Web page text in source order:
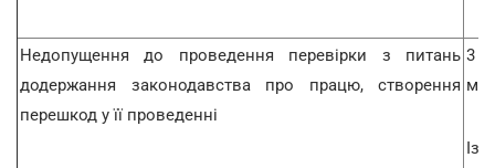
Недопущення до проведення перевірки з питань
додержання законодавства про працю, створення
перешкод у її проведенні
3
Із